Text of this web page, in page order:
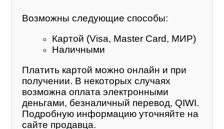
Возможны следующие способы:
Картой (Visa, Master Card, МИР)
Наличными
Платить картой можно онлайн и при
получении. В некоторых случаях
возможна оплата электронными
деньгами, безналичный перевод, QIWI.
Подробную информацию уточняйте на
сайте продавца.